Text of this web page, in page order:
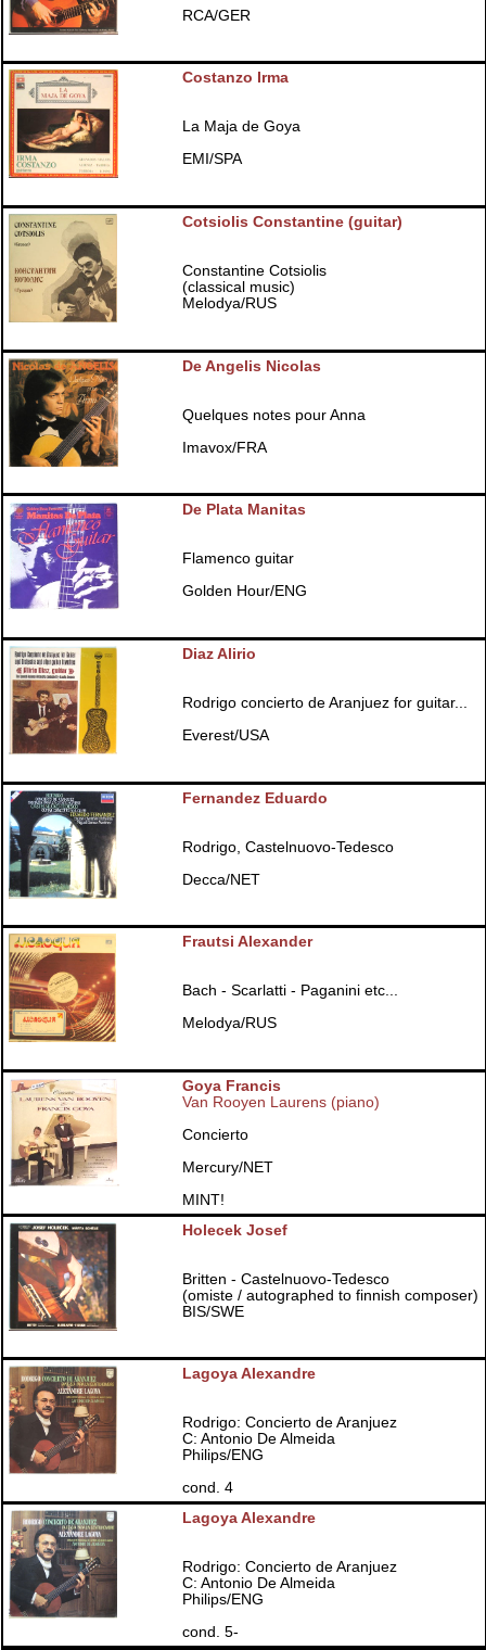
RCA/GER
Costanzo Irma
La Maja de Goya
EMI/SPA
Cotsiolis Constantine (guitar)
Constantine Cotsiolis
(classical music)
Melodya/RUS
De Angelis Nicolas
Quelques notes pour Anna
Imavox/FRA
De Plata Manitas
Flamenco guitar
Golden Hour/ENG
Diaz Alirio
Rodrigo concierto de Aranjuez for guitar...
Everest/USA
Fernandez Eduardo
Rodrigo, Castelnuovo-Tedesco
Decca/NET
Frautsi Alexander
Bach - Scarlatti - Paganini etc...
Melodya/RUS
Goya Francis
Van Rooyen Laurens (piano)
Concierto
Mercury/NET
MINT!
Holecek Josef
Britten - Castelnuovo-Tedesco
(omiste / autographed to finnish composer)
BIS/SWE
Lagoya Alexandre
Rodrigo: Concierto de Aranjuez
C: Antonio De Almeida
Philips/ENG
cond. 4
Lagoya Alexandre
Rodrigo: Concierto de Aranjuez
C: Antonio De Almeida
Philips/ENG
cond. 5-